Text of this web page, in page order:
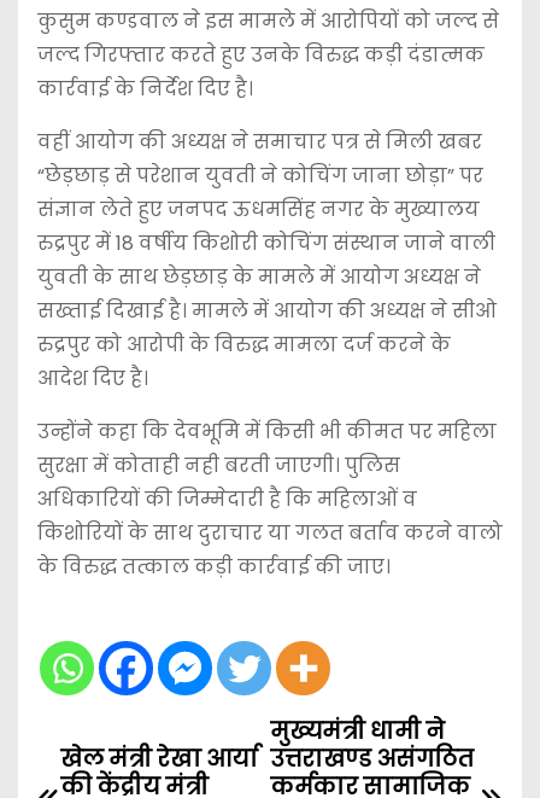
कुसुम कण्डवाल ने इस मामले में आरोपियों को जल्द से
जल्द गिरफ्तार करते हुए उनके विरुद्ध कड़ी दंडात्मक
कार्रवाई के निर्देश दिए है।
वहीं आयोग की अध्यक्ष ने समाचार पत्र से मिली खबर
“छेड़छाड़ से परेशान युवती ने कोचिंग जाना छोड़ा” पर
संज्ञान लेते हुए जनपद ऊधमसिंह नगर के मुख्यालय
रुद्रपुर में 18 वर्षीय किशोरी कोचिंग संस्थान जाने वाली
युवती के साथ छेड़छाड़ के मामले में आयोग अध्यक्ष ने
सख्ताई दिखाई है। मामले में आयोग की अध्यक्ष ने सीओ
रुद्रपुर को आरोपी के विरुद्ध मामला दर्ज करने के
आदेश दिए है।
उन्होंने कहा कि देवभूमि में किसी भी कीमत पर महिला
सुरक्षा में कोताही नही बरती जाएगी। पुलिस
अधिकारियों की जिम्मेदारी है कि महिलाओं व
किशोरियों के साथ दुराचार या गलत बर्ताव करने वालो
के विरुद्ध तत्काल कड़ी कार्रवाई की जाए।
मुख्यमंत्री धामी ने
उत्तराखण्ड असंगठित
कर्मकार सामाजिक
खेल मंत्री रेखा आर्या
की केंद्रीय मंत्री